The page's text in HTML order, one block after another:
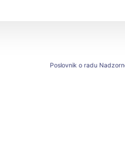
Poslovnik o radu